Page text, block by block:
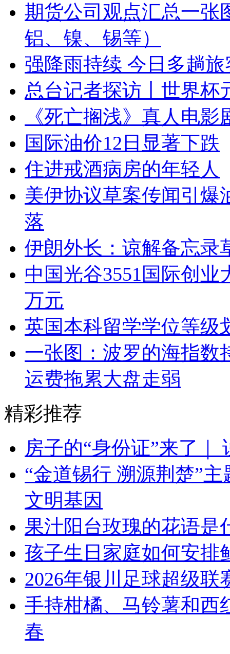
期货公司观点汇总一张
铝、镍、锡等）
强降雨持续 今日多趟
总台记者探访丨世界杯
《死亡搁浅》真人电
国际油价12日显著下跌
住进戒酒病房的年轻人
美伊协议草案传闻引爆
落
伊朗外长：谅解备忘录
中国光谷3551国际创
万元
英国本科留学学位等级
一张图：波罗的海指数
运费拖累大盘走弱
精彩推荐
房子的“身份证”来了｜
“金道锡行 溯源荆楚”
文明基因
果汁阳台玫瑰的花语是
孩子生日家庭如何安排
2026年银川足球超级联
手持柑橘、马铃薯和西
春